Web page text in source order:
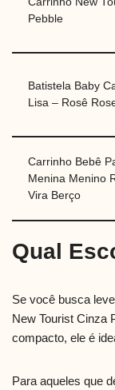
Pebble
Batistela Baby
Lisa – Rosê
Carrinho Bebê
Menina Menino
Vira Berço
Qual
Se você busca
New Tourist Cinza
compacto, ele é
Para aqueles que